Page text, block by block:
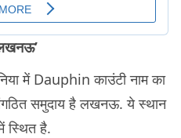
में Dauphin काउंटी नाम का
समुदाय है लखनऊ. ये स्‍थान
स्‍थित है.